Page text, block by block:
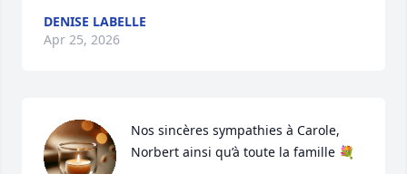
DENISE LABELLE
Apr 25, 2026
Nos sincères sympathies à Carole,
Norbert ainsi qu’à toute la famille 💐